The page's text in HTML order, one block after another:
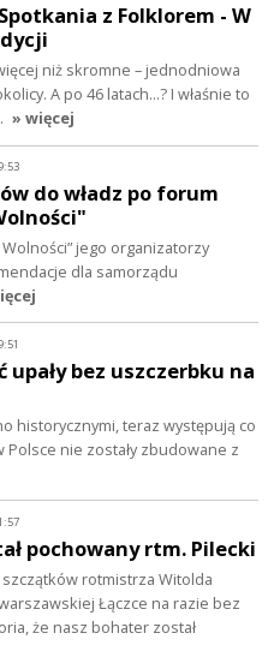
z Folklorem - W
niż skromne – jednodniowa
A po 46 latach…? I właśnie to
» więcej
do władz po forum
jego organizatorzy
dla samorządu
upały bez uszczerbku na
historycznymi, teraz występują co
Polsce nie zostały zbudowane z
pochowany rtm. Pilecki
rotmistrza Witolda
Łączce na razie bez
że nasz bohater został